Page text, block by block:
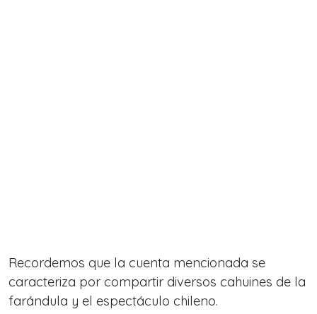
Recordemos que la cuenta mencionada se
caracteriza por compartir diversos cahuines de la
farándula y el espectáculo chileno.